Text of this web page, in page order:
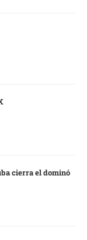
cierra el dominó